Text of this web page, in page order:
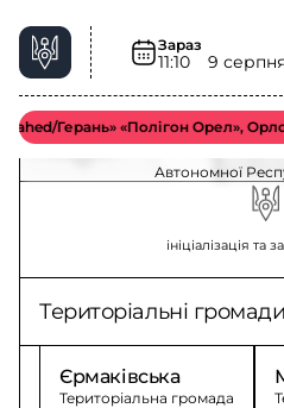
Зараз
11:10 9
Герань» «Полігон Орел»,
Джанкойський район,
Крим –
Стан безпеки та події у
Автономної
ініціалізація та
Територіальні
Єрмаківська
Територіальна громада